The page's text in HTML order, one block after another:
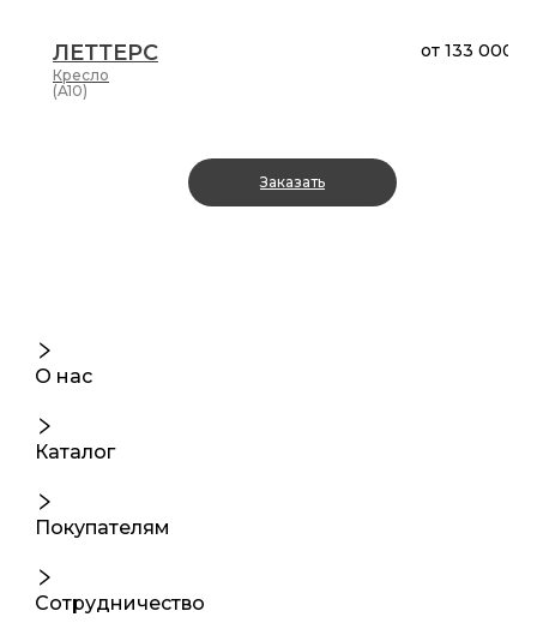
ЛЕТТЕРС
Кресло
от 133 000 ₽
(A10)
Заказать
О нас
Каталог
Покупателям
Сотрудничество